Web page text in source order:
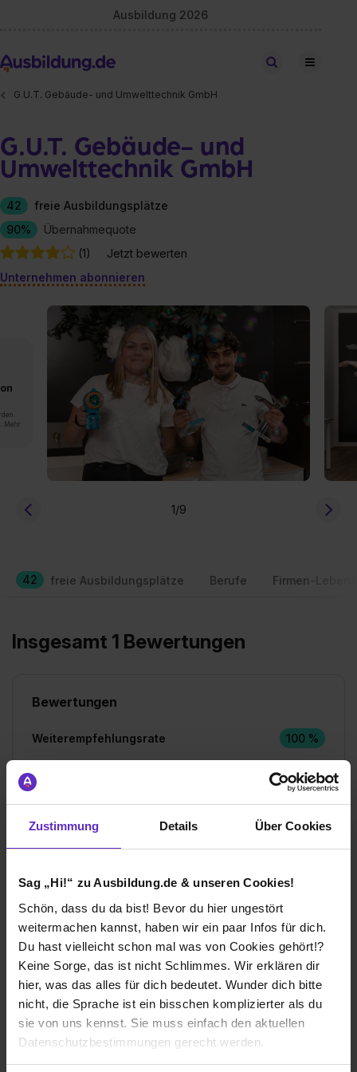
Zustimmung Details Über Cookies
Sag „Hi!“ zu Ausbildung.de & unseren Cookies!
Schön, dass du da bist! Bevor du hier ungestört
weitermachen kannst, haben wir ein paar Infos für dich.
Du hast vielleicht schon mal was von Cookies gehört!?
Keine Sorge, das ist nicht Schlimmes. Wir erklären dir
hier, was das alles für dich bedeutet. Wunder dich bitte
nicht, die Sprache ist ein bisschen komplizierter als du
sie von uns kennst. Sie muss einfach den aktuellen
Datenschutzbestimmungen gerecht werden.
Ausbildung 2026
Stellen finden
G.U.T. Gebäude- und Umwelttechnik GmbH
G.U.T. Gebäude- und
Umwelttechnik GmbH
42
freie Ausbildungsplätze
90%
Übernahmequote
(1)
Jetzt bewerten
Unternehmen abonnieren
Mehr
1/9
42 freie Ausbildungsplätze Berufe Firmen-
Insgesamt 1 Bewertungen
weiterempfehlen!
Bewertungen
Weiterempfehlungsrate 100 %
Aufgaben & Lernerfolg
Bewerte jetzt deine Ausbildung